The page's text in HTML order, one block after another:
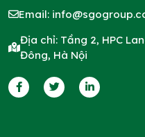
Email:
Địa chỉ: Tầng 2, HPC
Đông, Hà Nội